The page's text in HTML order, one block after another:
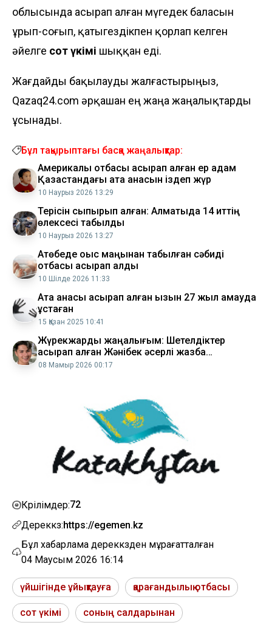
облысында асырап алған мүгедек баласын
ұрып-соғып, қатыгездікпен қорлап келген
әйелге сот үкімі шыққан еді.
Жағдайды бақылауды жалғастырыңыз,
Qazaq24.com әрқашан ең жаңа жаңалықтарды
ұсынады.
Бұл тақырыптағы басқа жаңалықтар:
Америкалық отбасы асырап алған ер адам
Қазақстандағы ата анасын іздеп жүр
10 Наурыз 2026 13:29
Терісін сыпырып алған: Алматыда 14 иттің
өлексесі табылды
10 Наурыз 2026 13:27
Ақтөбеде қоқыс маңынан табылған сәбиді
отбасы асырап алды
10 Шілде 2026 11:33
Ата анасы асырап алған қызын 27 жыл қамауда
ұстаған
15 Қазан 2025 10:41
Жүрекжарды жаңалығым: Шетелдіктер
асырап алған Жәнібек әсерлі жазба
жариялады
08 Мамыр 2026 00:17
Көрілімдер:72
Дереккөз:https://egemen.kz
Бұл хабарлама дереккөзден мұрағатталған
04 Маусым 2026 16:14
үйшігінде ұйықтауға қарағандылық отбасы
сот үкімі соның салдарынан